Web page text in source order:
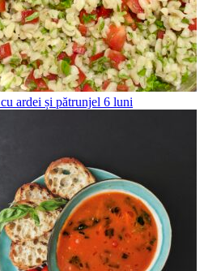
ardei și pătrunjel 6 luni